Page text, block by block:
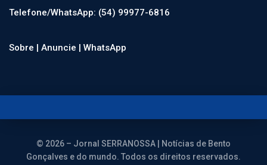
Telefone/WhatsApp: (54) 99977-6816
Sobre | Anuncie | WhatsApp
© 2026 – Jornal SERRANOSSA | Notícias de Bento
Gonçalves e do mundo. Todos os direitos reservados.